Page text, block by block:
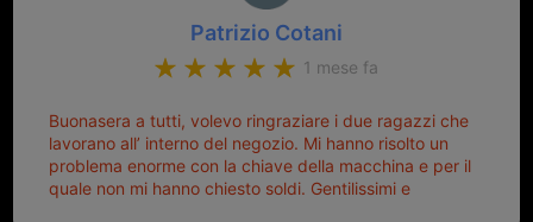
Patrizio Cotani
1 mese fa
Buonasera a tutti, volevo ringraziare i due ragazzi che
lavorano all’ interno del negozio. Mi hanno risolto un
problema enorme con la chiave della macchina e per il
quale non mi hanno chiesto soldi. Gentilissimi e